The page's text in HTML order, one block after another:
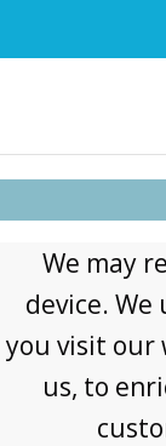
We may
device. We
you visit our
us, to